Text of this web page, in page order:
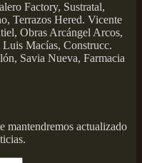
Factory, Sustratal,
Terrazos Hered. Vicente
Obras Arcángel Arcos,
Macías, Construcc.
Savia Nueva, Farmacia
mantendremos actualizado